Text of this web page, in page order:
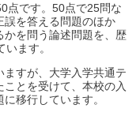
点です。50点で25問な
誤を答える問題のほか
かを問う論述問題を、歴
ます。
すが、大学入学共通テ
とを受けて、本校の入
移行しています。